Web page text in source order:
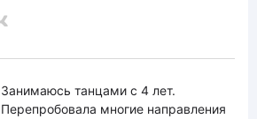
Занимаюсь танцами с 4 лет.
Перепробовала многие направления